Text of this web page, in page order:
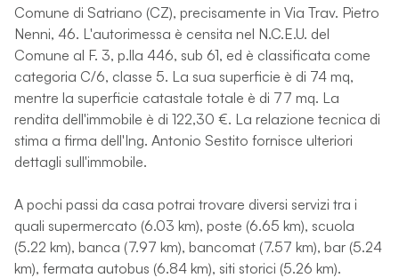
Comune di Satriano (CZ), precisamente in Via Trav. Pietro
Nenni, 46. L'autorimessa è censita nel N.C.E.U. del
Comune al F. 3, p.lla 446, sub 61, ed è classificata come
categoria C/6, classe 5. La sua superficie è di 74 mq,
mentre la superficie catastale totale è di 77 mq. La
rendita dell'immobile è di 122,30 €. La relazione tecnica di
stima a firma dell'Ing. Antonio Sestito fornisce ulteriori
dettagli sull'immobile.
A pochi passi da casa potrai trovare diversi servizi tra i
quali supermercato (6.03 km), poste (6.65 km), scuola
(5.22 km), banca (7.97 km), bancomat (7.57 km), bar (5.24
km), fermata autobus (6.84 km), siti storici (5.26 km).